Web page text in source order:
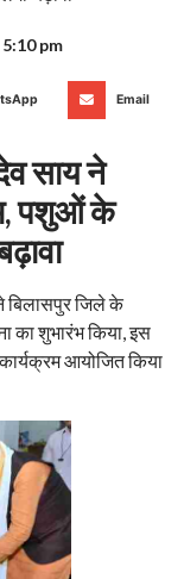
5:10 pm
Email
साय ने
पशुओं के
बिलासपुर जिले के
का शुभारंभ किया, इस
आयोजित किया